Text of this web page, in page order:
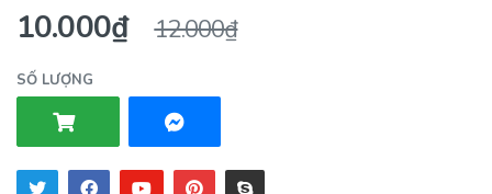
10.000₫ 12.000₫
SỐ LƯỢNG